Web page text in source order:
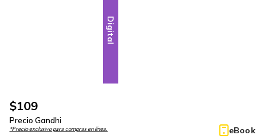
Digital
$109
Precio Gandhi
*Precio exclusivo para compras en línea. eBook